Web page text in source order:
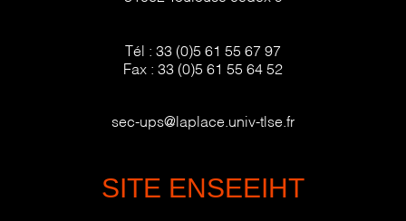
Tél : 33 (0)5 61 55 67 97
Fax : 33 (0)5 61 55 64 52
sec-ups@laplace.univ-tlse.fr
SITE ENSEEIHT